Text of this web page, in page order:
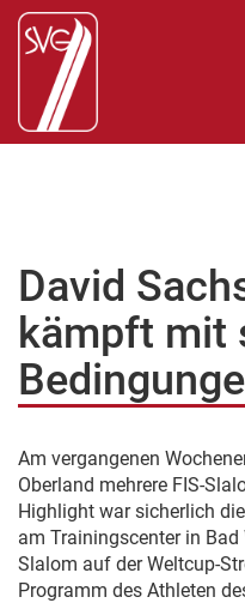
David
kämpft mit
Am vergangenen
Oberland mehrere FIS-
Highlight war sicherlich
am Trainingscenter in Bad
Slalom auf der Weltcup-
Programm des Athleten